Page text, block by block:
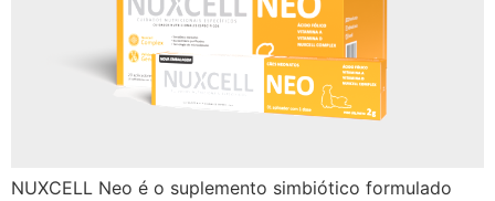
NUXCELL Neo é o suplemento simbiótico formulado